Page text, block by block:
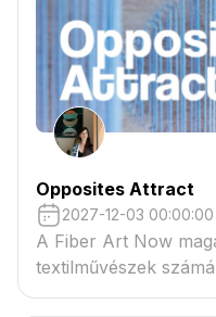
Opposites Attract
2027-12-03 00:00:00
A Fiber Art Now
textilművészek